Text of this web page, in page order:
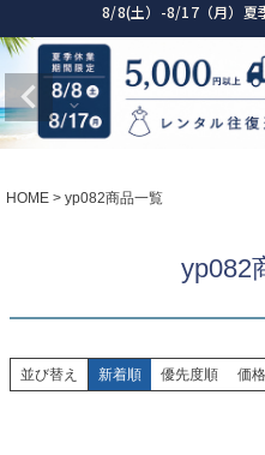
Shop by Category
カテゴリ詳細→
七五三着物
Shop by Occasion
性別・サイ
Recital & Concours
How It Works
Startはじめに
01
レンタル・販売の入口
03 Angel's Closetについて
Visit Us8/8(土）-8/17（月）夏
HOME yp082商品一覧
yp082
並び替え 新着順 優先度順 価